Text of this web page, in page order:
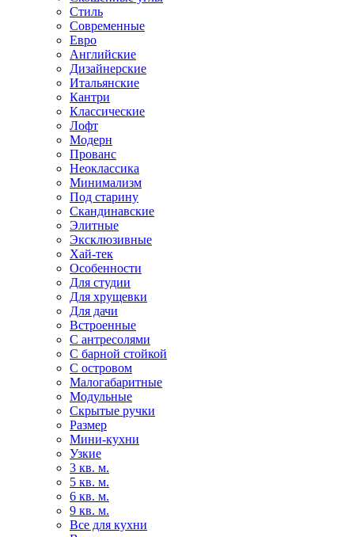
Стиль
Современные
Евро
Английские
Дизайнерские
Итальянские
Кантри
Классические
Лофт
Модерн
Прованс
Неоклассика
Минимализм
Под старину
Скандинавские
Элитные
Эксклюзивные
Хай-тек
Особенности
Для студии
Для хрущевки
Для дачи
Встроенные
С антресолями
С барной стойкой
С островом
Малогабаритные
Модульные
Скрытые ручки
Размер
Мини-кухни
Узкие
3 кв. м.
5 кв. м.
6 кв. м.
9 кв. м.
Все для кухни